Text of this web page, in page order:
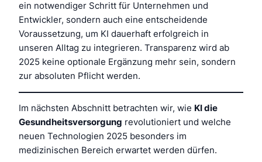
ein notwendiger Schritt für Unternehmen und
Entwickler, sondern auch eine entscheidende
Voraussetzung, um KI dauerhaft erfolgreich in
unseren Alltag zu integrieren. Transparenz wird ab
2025 keine optionale Ergänzung mehr sein, sondern
zur absoluten Pflicht werden.
Im nächsten Abschnitt betrachten wir, wie KI die
Gesundheitsversorgung revolutioniert und welche
neuen Technologien 2025 besonders im
medizinischen Bereich erwartet werden dürfen.